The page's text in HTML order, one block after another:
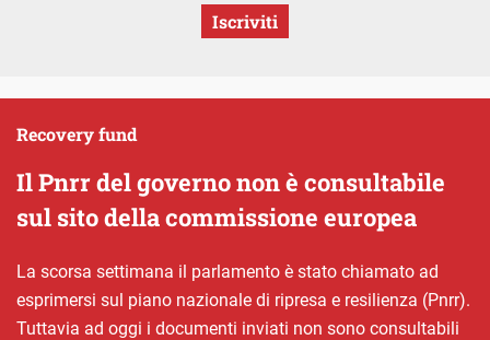
Iscriviti
Il Pnrr del governo non è consultabile
sul sito della commissione europea
Recovery fund
La scorsa settimana il parlamento è stato chiamato ad
esprimersi sul piano nazionale di ripresa e resilienza (Pnrr).
Tuttavia ad oggi i documenti inviati non sono consultabili